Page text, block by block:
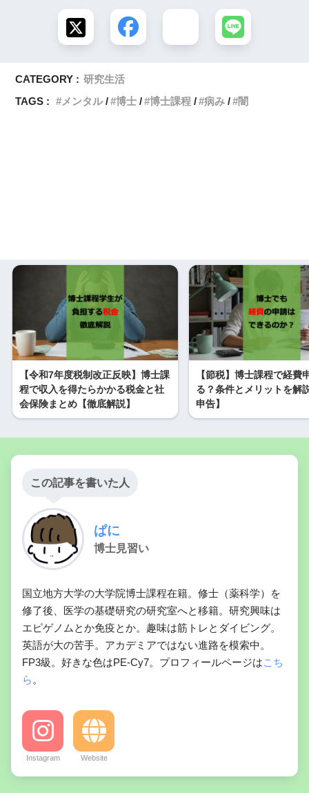
CATEGORY : 研究生活
TAGS :
メンタル 博士 博士課程 病み 闇
【令和7年度税制改正反映】博士課
程で収入を得たらかかる税金と社
会保険まとめ【徹底解説】
【節税】博士課程で経費
る？条件とメリットを解
申告】
この記事を書いた人
ぱに
博士見習い
国立地方大学の大学院博士課程在籍。修士（薬科学）を
修了後、医学の基礎研究の研究室へと移籍。研究興味は
エピゲノムとか免疫とか。趣味は筋トレとダイビング。
英語が大の苦手。アカデミアではない進路を模索中。
FP3級。好きな色はPE-Cy7。プロフィールページはこち
ら 。
Instagram Website